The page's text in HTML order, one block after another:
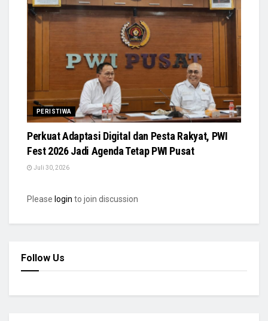
PERISTIWA
Perkuat Adaptasi Digital dan Pesta Rakyat, PWI
Fest 2026 Jadi Agenda Tetap PWI Pusat
Juli 30, 2026
Please login to join discussion
Follow Us